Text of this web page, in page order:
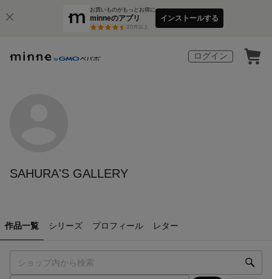
お買いものがもっとお得に
minneのアプリ
3万件以上
インストールする
ログイン
SAHURA'S GALLERY
作品一覧 シリーズ プロフィール レター